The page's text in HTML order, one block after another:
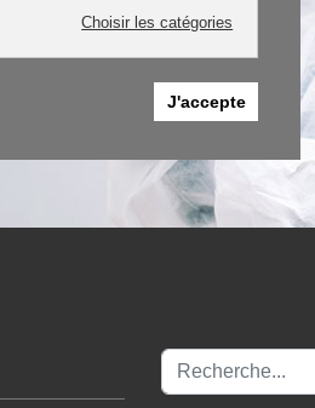
Choisir les catégories
J'accepte
Rechercher